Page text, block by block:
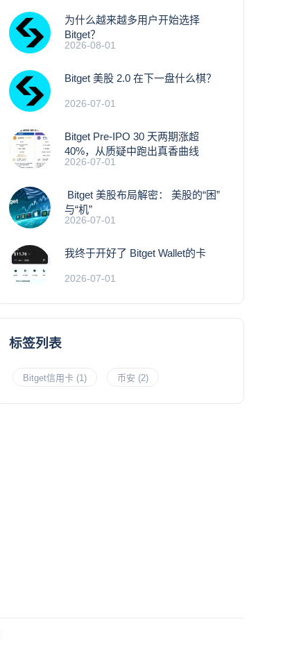
为什么越来越多用户开始选择
Bitget？
2026-08-01
Bitget 美股 2.0 在下一盘什么棋？
2026-07-01
Bitget Pre-IPO 30 天两期涨超
40%，从质疑中跑出真香曲线
2026-07-01
Bitget 美股布局解密： 美股的“困”
与“机”
2026-07-01
我终于开好了 Bitget Wallet的卡
2026-07-01
标签列表
Bitget信用卡 (1) 币安 (2)